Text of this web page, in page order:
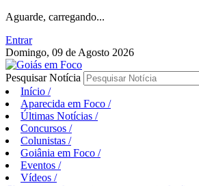
Aguarde, carregando...
Entrar
Domingo, 09 de Agosto 2026
Pesquisar Notícia
Início /
Aparecida em Foco /
Últimas Notícias /
Concursos /
Colunistas /
Goiânia em Foco /
Eventos /
Vídeos /